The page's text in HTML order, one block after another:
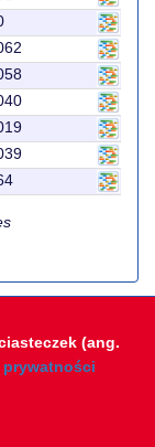
Timing & Polsoft
(ang.